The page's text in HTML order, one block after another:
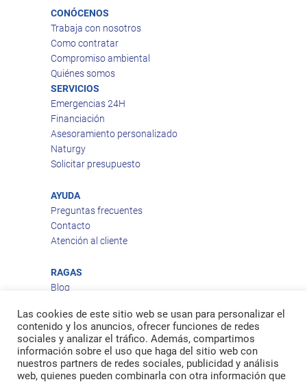
CONÓCENOS
Trabaja con nosotros
Como contratar
Compromiso ambiental
Quiénes somos
SERVICIOS
Emergencias 24H
Financiación
Asesoramiento personalizado
Naturgy
Solicitar presupuesto
AYUDA
Preguntas frecuentes
Contacto
Atención al cliente
RAGAS
Blog
Política de privacidad
Política de cookies
Política de envío
Política de devoluciones
Las cookies de este sitio web se usan para personalizar el
contenido y los anuncios, ofrecer funciones de redes
sociales y analizar el tráfico. Además, compartimos
información sobre el uso que haga del sitio web con
nuestros partners de redes sociales, publicidad y análisis
web, quienes pueden combinarla con otra información que